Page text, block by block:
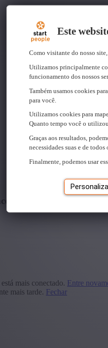
Este
Como visitante do nosso
Utilizamos principalmente
funcionamento dos nossos
Também usamos cookies
para você.
Utilizamos cookies para
Quanto tempo você o
Graças aos resultados,
necessidades suas e de
Finalmente, podemos usar
um trabalho
mais conectado. Entre
mais tarde. Fechar